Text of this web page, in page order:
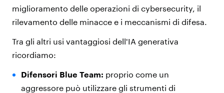
miglioramento delle operazioni di cybersecurity, il
rilevamento delle minacce e i meccanismi di difesa.
Tra gli altri usi vantaggiosi dell'IA generativa
ricordiamo:
Difensori Blue Team: proprio come un
aggressore può utilizzare gli strumenti di